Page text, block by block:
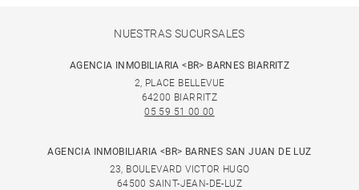
NUESTRAS SUCURSALES
AGENCIA INMOBILIARIA <BR> BARNES BIARRITZ
2, PLACE BELLEVUE
64200 BIARRITZ
05 59 51 00 00
AGENCIA INMOBILIARIA <BR> BARNES SAN JUAN DE LUZ
23, BOULEVARD VICTOR HUGO
64500 SAINT-JEAN-DE-LUZ